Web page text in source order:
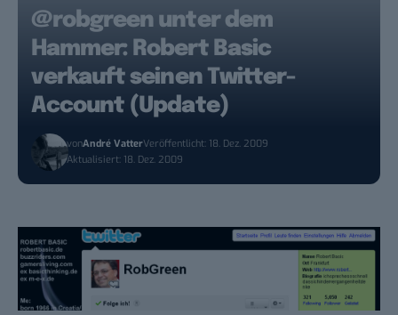
@robgreen unter dem
Hammer: Robert Basic
verkauft seinen Twitter-
Account (Update)
vonAndré VatterVeröffentlicht: 18. Dez. 2009
Aktualisiert: 18. Dez. 2009